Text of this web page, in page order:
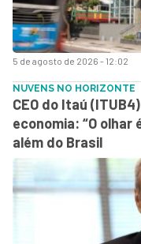
5 de agosto de 2026 - 12:02
NUVENS NO HORIZONTE
CEO do Itaú
economia: “O olhar
além do Brasil